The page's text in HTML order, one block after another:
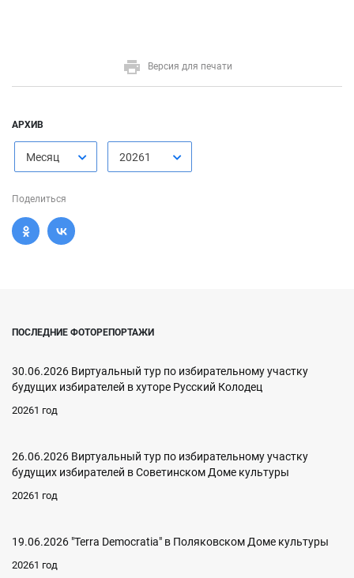
Версия для печати
АРХИВ
Месяц 20261
Поделиться
ПОСЛЕДНИЕ ФОТОРЕПОРТАЖИ
30.06.2026 Виртуальный тур по избирательному участку
будущих избирателей в хуторе Русский Колодец
20261 год
26.06.2026 Виртуальный тур по избирательному участку
будущих избирателей в Советинском Доме культуры
20261 год
19.06.2026 "Terra Democratia" в Поляковском Доме культуры
20261 год